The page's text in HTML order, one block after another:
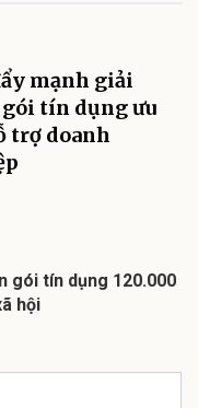
mạnh giải
tín dụng ưu
trợ doanh
gói tín dụng 120.000
hội